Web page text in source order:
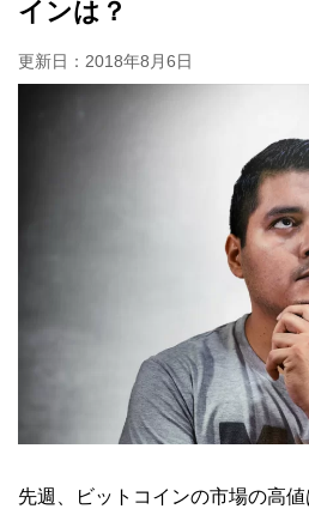
インは？
更新日： 2018年8月6日
先週、ビットコインの市場の高